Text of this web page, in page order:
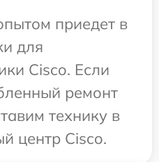
приедет в
для
Cisco. Если
ремонт
технику в
центр Cisco.